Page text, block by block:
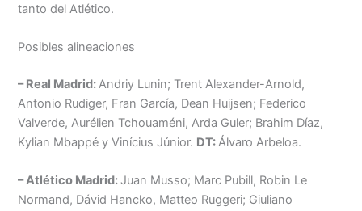
tanto del Atlético.
Posibles alineaciones
– Real Madrid:Andriy Lunin; Trent Alexander-Arnold,
Antonio Rudiger, Fran García, Dean Huijsen; Federico
Valverde, Aurélien Tchouaméni, Arda Guler; Brahim Díaz,
Kylian Mbappé y Vinícius Júnior. DT:Álvaro Arbeloa.
– Atlético Madrid: Juan Musso; Marc Pubill, Robin Le
Normand, Dávid Hancko, Matteo Ruggeri; Giuliano